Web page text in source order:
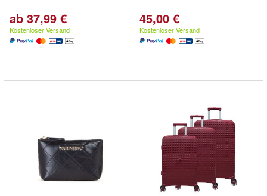
ab 37,99 €
Kostenloser Versand
45,00 €
Kostenloser Versand